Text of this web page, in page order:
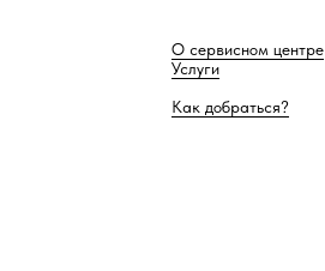
О сервисном центре
Услуги
Как добраться?